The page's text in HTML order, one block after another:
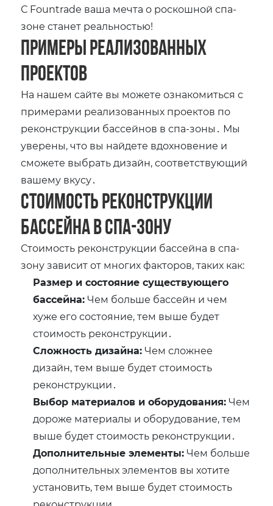
С Fountrade ваша мечта о роскошной спа-
зоне станет реальностью!
Примеры реализованных
проектов
На нашем сайте вы можете ознакомиться с
примерами реализованных проектов по
реконструкции бассейнов в спа-зоны․ Мы
уверены, что вы найдете вдохновение и
сможете выбрать дизайн, соответствующий
вашему вкусу․
Стоимость реконструкции
бассейна в спа-зону
Стоимость реконструкции бассейна в спа-
зону зависит от многих факторов, таких как:
Размер и состояние существующего
бассейна: Чем больше бассейн и чем
хуже его состояние, тем выше будет
стоимость реконструкции․
Сложность дизайна: Чем сложнее
дизайн, тем выше будет стоимость
реконструкции․
Выбор материалов и оборудования: Чем
дороже материалы и оборудование, тем
выше будет стоимость реконструкции․
Дополнительные элементы: Чем больше
дополнительных элементов вы хотите
установить, тем выше будет стоимость